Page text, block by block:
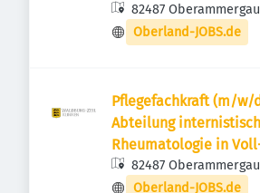
82487
Oberland-JOBS.de
Pflegefachkraft (m/w/
Abteilung
Rheumatologie in
82487
Oberland-JOBS.de